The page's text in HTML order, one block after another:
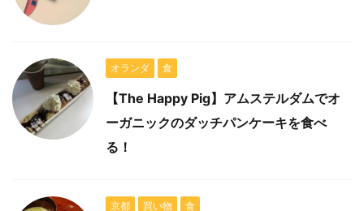
オランダ 食
【The Happy Pig】アムステルダムでオ
ーガニックのダッチパンケーキを食べ
る！
京都 買い物 食